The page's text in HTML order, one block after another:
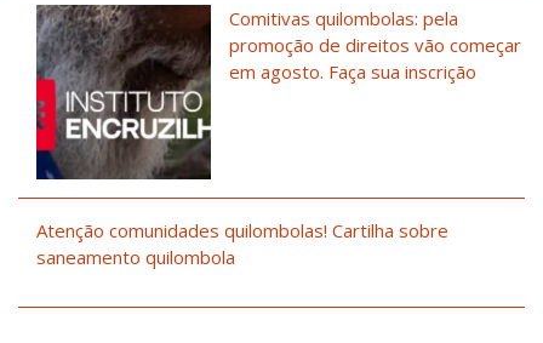
Comitivas quilombolas: pela
promoção de direitos vão começar
em agosto. Faça sua inscrição
Atenção comunidades quilombolas! Cartilha sobre
saneamento quilombola